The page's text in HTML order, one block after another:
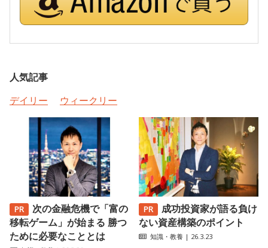
人気記事
デイリー
ウィークリー
次の金融危機で「富の
移転ゲーム」が始まる 勝つ
ために必要なこととは
成功投資家が語る負け
ない資産構築のポイント
知識・教養 | 26.3.23